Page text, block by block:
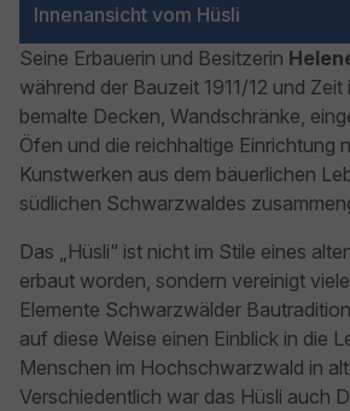
Innenansicht vom Hüsli
Seine Erbauerin und Besitzerin
während der Bauzeit 1911/12 und Zeit
bemalte Decken, Wandschränke,
Öfen und die reichhaltige Einrichtung
Kunstwerken aus dem bäuerlichen
südlichen Schwarzwaldes
Das „Hüsli“ ist nicht im Stile eines
erbaut worden, sondern vereinigt
Elemente Schwarzwälder
auf diese Weise einen Einblick in die
Menschen im Hochschwarzwald in
Verschiedentlich war das Hüsli auch